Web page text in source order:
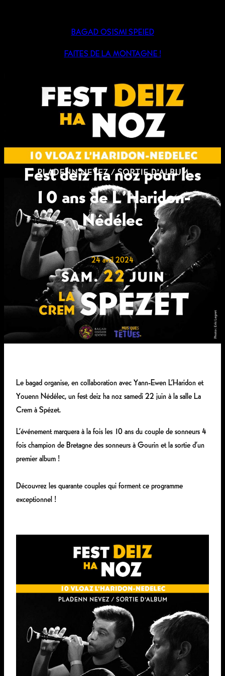
BAGAD OSISMI SPEIED
FAITES DE LA MONTAGNE !
Fest deiz ha noz pour les
10 ans de L’Haridon-
Nédélec
24 avril 2024
Le bagad organise, en collaboration avec Yann-Ewen L’Haridon et
Youenn Nédélec, un fest deiz ha noz samedi 22 juin à la salle La
Crem à Spézet.
L’événement marquera à la fois les 10 ans du couple de sonneurs 4
fois champion de Bretagne des sonneurs à Gourin et la sortie d’un
premier album !
Découvrez les quarante couples qui forment ce programme
exceptionnel !